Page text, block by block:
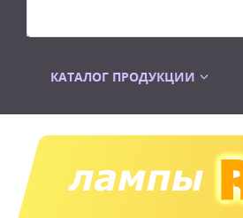
КАТАЛОГ ПРОДУКЦИИ
Распродажа